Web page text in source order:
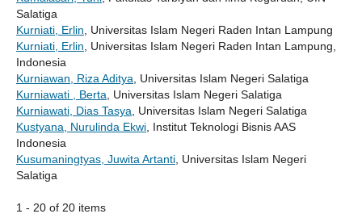
Salatiga
Kurniati, Erlin , Universitas Islam Negeri Raden Intan Lampung
Kurniati, Erlin , Universitas Islam Negeri Raden Intan Lampung,
Indonesia
Kurniawan, Riza Aditya , Universitas Islam Negeri Salatiga
Kurniawati , Berta , Universitas Islam Negeri Salatiga
Kurniawati, Dias Tasya , Universitas Islam Negeri Salatiga
Kustyana, Nurulinda Ekwi, Institut Teknologi Bisnis AAS
Indonesia
Kusumaningtyas, Juwita Artanti, Universitas Islam Negeri
Salatiga
1 - 20 of 20 items